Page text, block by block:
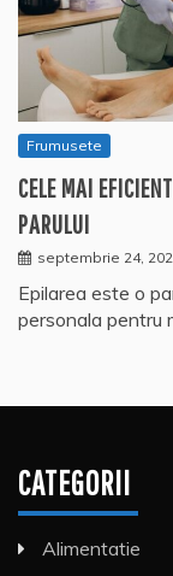
Frumusete
CELE MAI
PARULUI
septembrie 24,
Epilarea este o
personala pentru
CATEGORII
Alimentatie